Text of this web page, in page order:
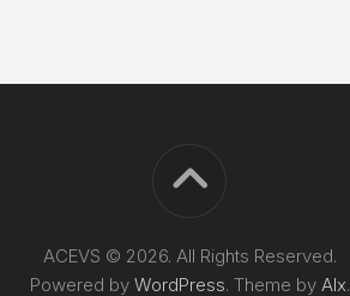
ACEVS © 2026. All Rights Reserved.
Powered by WordPress. Theme by Alx.